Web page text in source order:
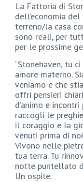
La Fattoria di
dell’economia
terreno/la casa
sono reali, per
per le prossime
“Stonehaven, tu
amore materno.
veniamo e che
offri pensieri
d’animo e
raccogli le
il coraggio e la
venuti prima di
Vivono nelle
tua terra. Tu
notte puntellato
Un ospite.